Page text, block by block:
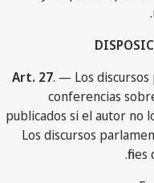
Art. 27. — Los
conferencias
publicados si el autor no
Los discursos